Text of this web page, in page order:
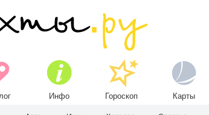
Инфо Гороскоп Карты